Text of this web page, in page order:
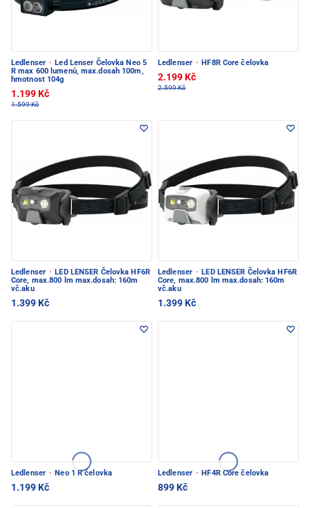
Ledlenser · Led Lenser Čelovka Neo 5
R max 600 lumenů, max.dosah 100m,
hmotnost 104g
1.199 Kč
1.599 Kč
Ledlenser · HF8R Core čelovka
2.199 Kč
2.599 Kč
Ledlenser · LED LENSER Čelovka HF6R
Core, max.800 lm max.dosah: 160m
vč.aku
1.399 Kč
Ledlenser · LED LENSER Čelovka HF6R
Core, max.800 lm max.dosah: 160m
vč.aku
1.399 Kč
Ledlenser · Neo 1 R čelovka
1.199 Kč
Ledlenser · HF4R Core čelovka
899 Kč